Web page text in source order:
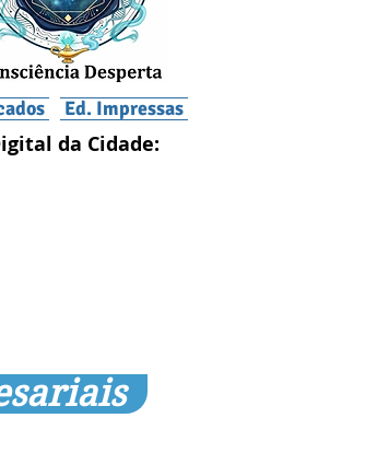
Ed. Impressas
da Cidade: